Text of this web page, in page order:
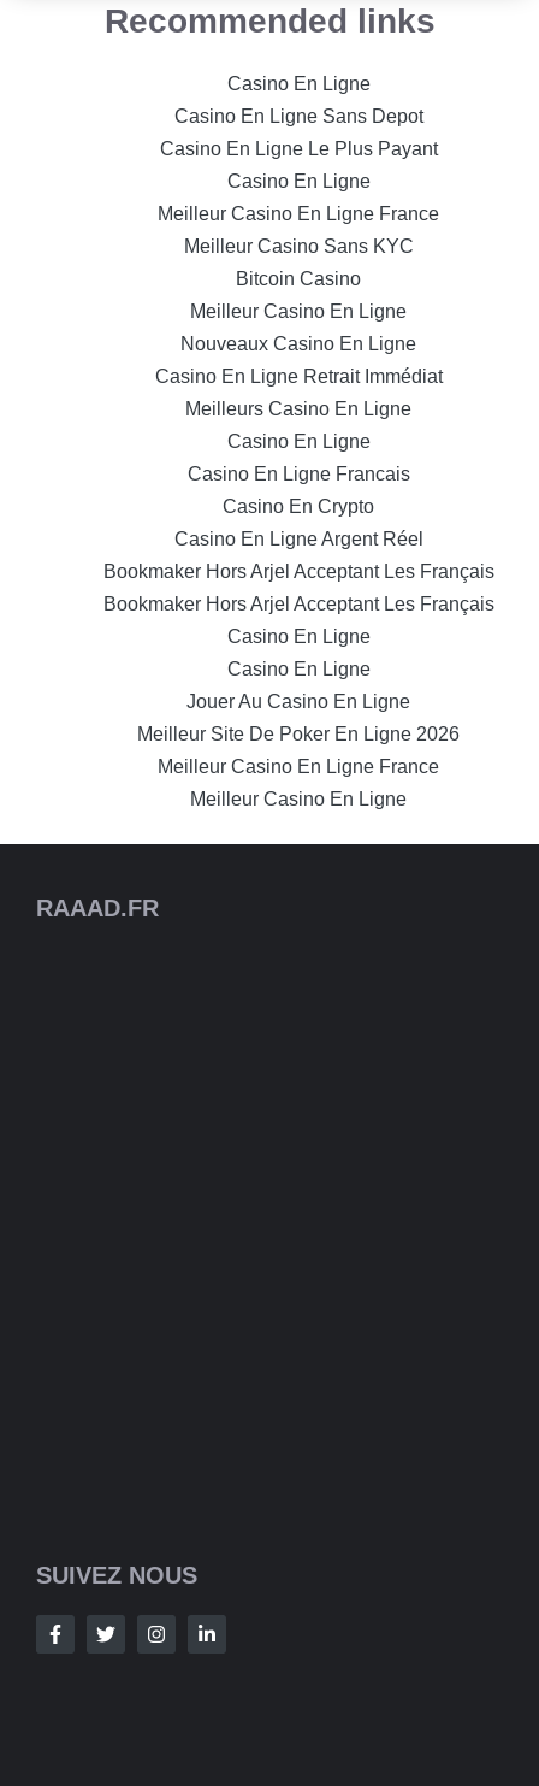
Recommended links
Casino En Ligne
Casino En Ligne Sans Depot
Casino En Ligne Le Plus Payant
Casino En Ligne
Meilleur Casino En Ligne France
Meilleur Casino Sans KYC
Bitcoin Casino
Meilleur Casino En Ligne
Nouveaux Casino En Ligne
Casino En Ligne Retrait Immédiat
Meilleurs Casino En Ligne
Casino En Ligne
Casino En Ligne Francais
Casino En Crypto
Casino En Ligne Argent Réel
Bookmaker Hors Arjel Acceptant Les Français
Bookmaker Hors Arjel Acceptant Les Français
Casino En Ligne
Casino En Ligne
Jouer Au Casino En Ligne
Meilleur Site De Poker En Ligne 2026
Meilleur Casino En Ligne France
Meilleur Casino En Ligne
RAAAD.FR
SUIVEZ NOUS